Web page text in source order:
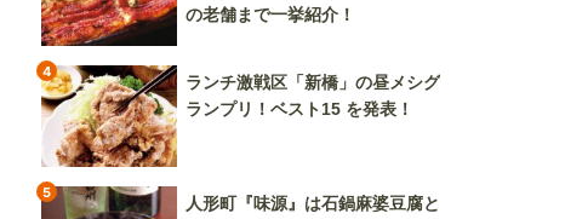
の老舗まで一挙紹介！
4
ランチ激戦区「新橋」の昼メシグ
ランプリ！ベスト15 を発表！
5
人形町『味源』は石鍋麻婆豆腐と